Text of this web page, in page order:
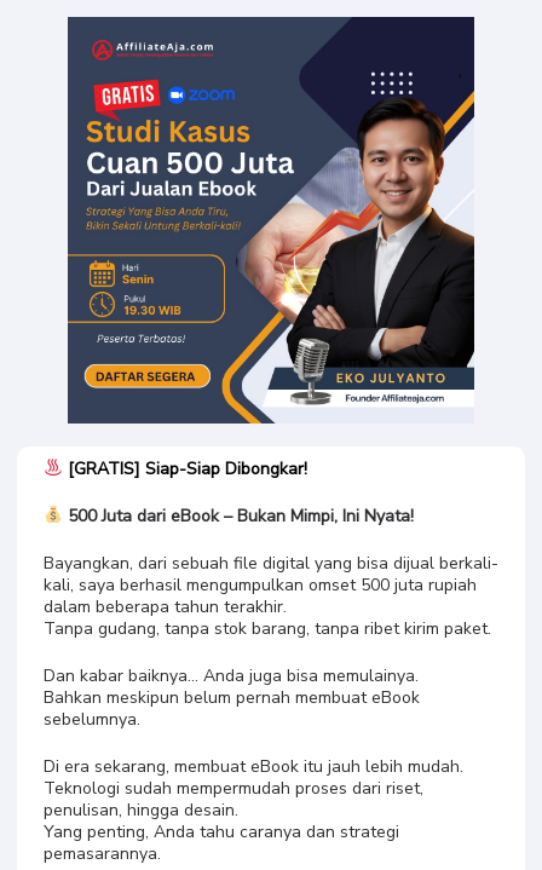
[GRATIS] Siap-Siap Dibongkar!
500 Juta dari eBook – Bukan Mimpi, Ini Nyata!
Bayangkan, dari sebuah file digital yang bisa dijual berkali-
kali, saya berhasil mengumpulkan omset 500 juta rupiah
dalam beberapa tahun terakhir.
Tanpa gudang, tanpa stok barang, tanpa ribet kirim paket.
Dan kabar baiknya… Anda juga bisa memulainya.
Bahkan meskipun belum pernah membuat eBook
sebelumnya.
Di era sekarang, membuat eBook itu jauh lebih mudah.
Teknologi sudah mempermudah proses dari riset,
penulisan, hingga desain.
Yang penting, Anda tahu caranya dan strategi
pemasarannya.
[GRATIS] Webinar Bisnis